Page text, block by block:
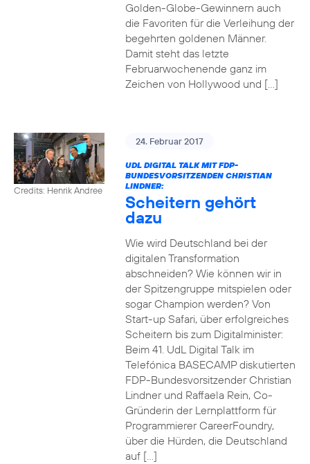
Golden-Globe-Gewinnern auch
die Favoriten für die Verleihung der
begehrten goldenen Männer.
Damit steht das letzte
Februarwochenende ganz im
Zeichen von Hollywood und […]
Credits: Henrik Andree
24. Februar 2017
UDL DIGITAL TALK MIT FDP-
BUNDESVORSITZENDEN CHRISTIAN
LINDNER:
Scheitern gehört
dazu
Wie wird Deutschland bei der
digitalen Transformation
abschneiden? Wie können wir in
der Spitzengruppe mitspielen oder
sogar Champion werden? Von
Start-up Safari, über erfolgreiches
Scheitern bis zum Digitalminister:
Beim 41. UdL Digital Talk im
Telefónica BASECAMP diskutierten
FDP-Bundesvorsitzender Christian
Lindner und Raffaela Rein, Co-
Gründerin der Lernplattform für
Programmierer CareerFoundry,
über die Hürden, die Deutschland
auf […]